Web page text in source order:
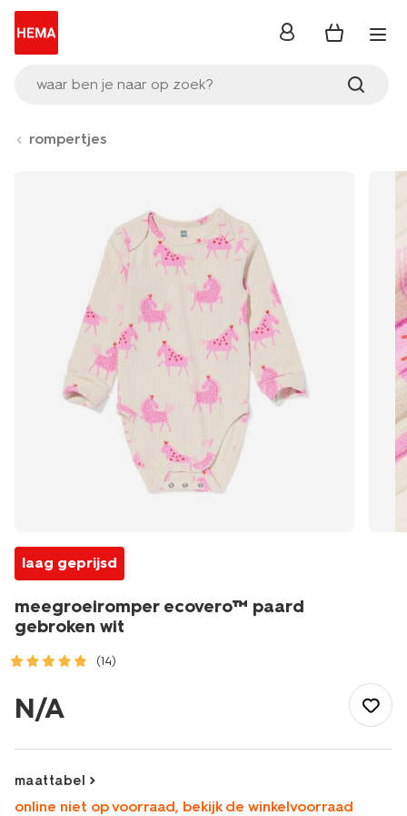
waar ben je naar op zoek?
inloggen
rompertjes
laag geprijsd
meegroeiromper ecovero™ paard
gebroken wit
(14)
ecovero%E2%84%A2-
paard-
wit-
33307150OFFWHITE.html
N/A
maattabel
online niet op voorraad, bekijk de winkelvoorraad